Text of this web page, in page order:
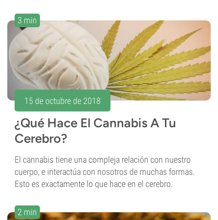
3 min
15 de octubre de 2018
¿Qué Hace El Cannabis A Tu
Cerebro?
El cannabis tiene una compleja relación con nuestro
cuerpo, e interactúa con nosotros de muchas formas.
Esto es exactamente lo que hace en el cerebro.
2 min